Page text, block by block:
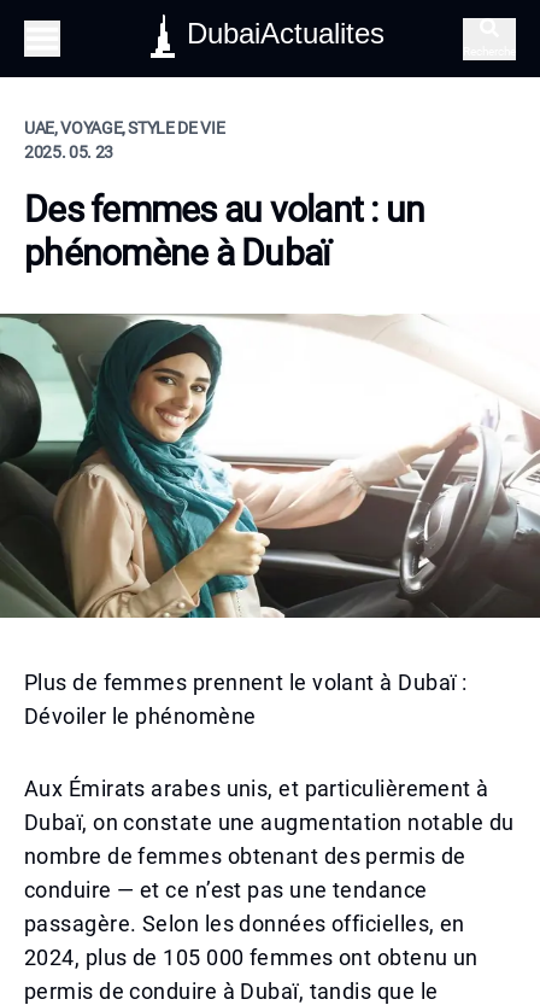
DubaiActualites
UAE, VOYAGE, STYLE DE VIE
2025. 05. 23
Des femmes au volant : un
phénomène à Dubaï
Plus de femmes prennent le volant à Dubaï :
Dévoiler le phénomène
Aux Émirats arabes unis, et particulièrement à
Dubaï, on constate une augmentation notable du
nombre de femmes obtenant des permis de
conduire — et ce n’est pas une tendance
passagère. Selon les données officielles, en
2024, plus de 105 000 femmes ont obtenu un
permis de conduire à Dubaï, tandis que le